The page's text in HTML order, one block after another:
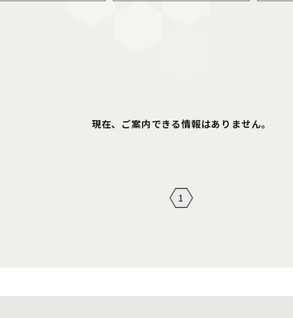
現在、ご案内できる情報はありません。
1